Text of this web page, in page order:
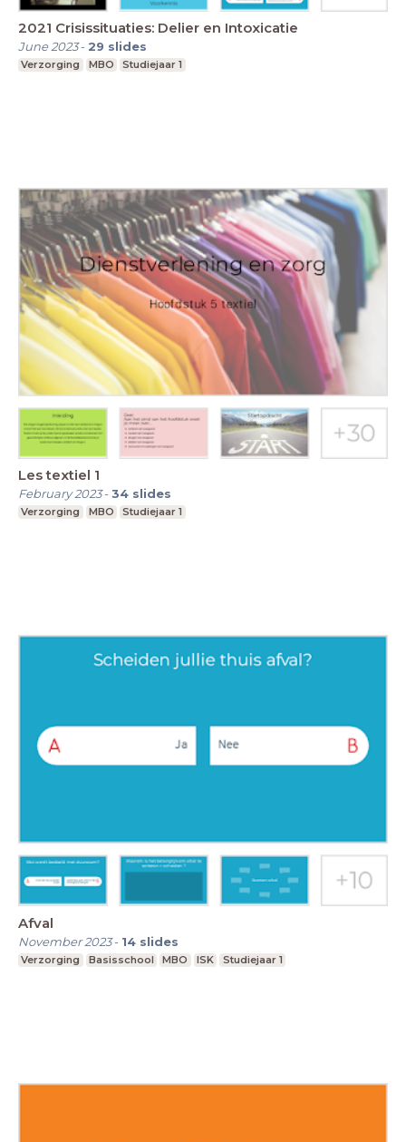
2021 Crisissituaties: Delier en Intoxicatie
June 2023- 29 slides
Verzorging MBO Studiejaar 1
Les textiel 1
February 2023-34 slides
Verzorging MBO Studiejaar 1
Afval
November 2023- 14 slides
Verzorging Basisschool MBO ISK Studiejaar 1